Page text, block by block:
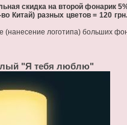
скидка на второй фонарик
во Китай) разных цветов = 120
(нанесение логотипа) больших
"Я тебя люблю"